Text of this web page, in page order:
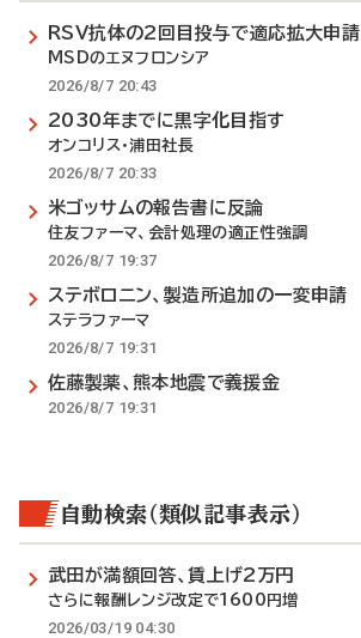
RSV抗体の2回目投与で適応拡大申請
MSDのエヌフロンシア
2026/8/7 20:43
2030年までに黒字化目指す
オンコリス・浦田社長
2026/8/7 20:33
米ゴッサムの報告書に反論
住友ファーマ、会計処理の適正性強調
2026/8/7 19:37
ステボロニン、製造所追加の一変申請
ステラファーマ
2026/8/7 19:31
佐藤製薬、熊本地震で義援金
2026/8/7 19:31
自動検索（類似記事表示）
武田が満額回答、賃上げ2万円
さらに報酬レンジ改定で1600円増
2026/03/19 04:30